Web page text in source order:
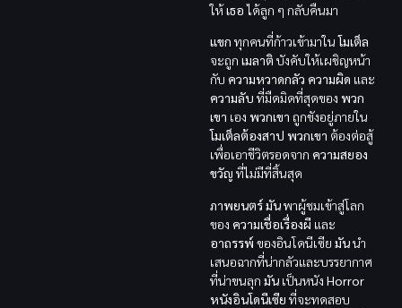
ให้เธอได้ลูก ๆ กลับคืนมา
แขก ทุกคนที่ก้าวเข้ามาในโมเต็ล
จะถูก เมลาติ บังคับให้เผชิญหน้า
กับ ความหวาดกลัว ความผิด และ
ความลับ ที่มืดมิดที่สุดของ พวก
เขา เอง พวกเขา ถูกขังอยู่ภายใน
โมเต็ลต้องสาป พวกเขา ต้องต่อสู้
เพื่อเอาชีวิตรอดจาก ความสยอง
ขวัญ ที่ไม่มีที่สิ้นสุด
ภาพยนตร์มันพาผู้ชมเข้าสู่โลก
ของ ความเชื่อเรื่องผี และ
อาถรรพ์ ของอินโดนีเซีย มันนำ
เสนอฉากที่น่ากลัวและบรรยากาศ
ที่น่าขนลุก มัน เป็นหนัง Horror
หนังอินโดนีเซีย ที่จะทดสอบ